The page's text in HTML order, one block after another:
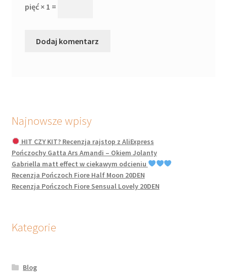
pięć × 1 =
Najnowsze wpisy
HIT CZY KIT? Recenzja rajstop z AliExpress
Pończochy Gatta Ars Amandi – Okiem Jolanty
Gabriella matt effect w ciekawym odcieniu
Recenzja Pończoch Fiore Half Moon 20DEN
Recenzja Pończoch Fiore Sensual Lovely 20DEN
Kategorie
Blog